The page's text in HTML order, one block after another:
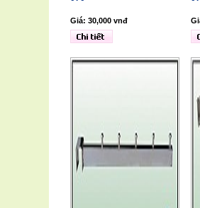
Giá: 30,000 vnđ